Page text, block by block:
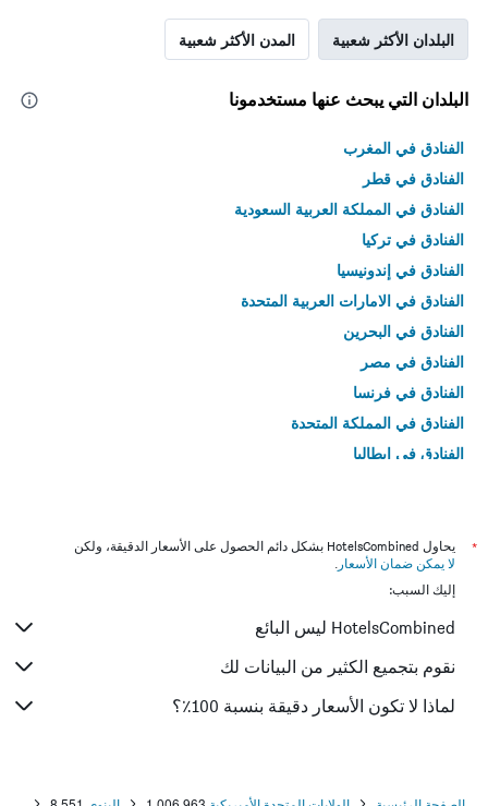
البلدان الأكثر شعبية المدن الأكثر شعبية
البلدان التي يبحث عنها مستخدمونا
الفنادق في المغرب
الفنادق في قطر
الفنادق في المملكة العربية السعودية
الفنادق في تركيا
الفنادق في إندونيسيا
الفنادق في الامارات العربية المتحدة
الفنادق في البحرين
الفنادق في مصر
الفنادق في فرنسا
الفنادق في المملكة المتحدة
الفنادق في إيطاليا
*
يحاول HotelsCombined بشكل دائم الحصول على الأسعار الدقيقة، ولكن
لا يمكن ضمان الأسعار .
إليك السبب:
HotelsCombined ليس البائع
نقوم بتجميع الكثير من البيانات لك
لماذا لا تكون الأسعار دقيقة بنسبة 100٪؟